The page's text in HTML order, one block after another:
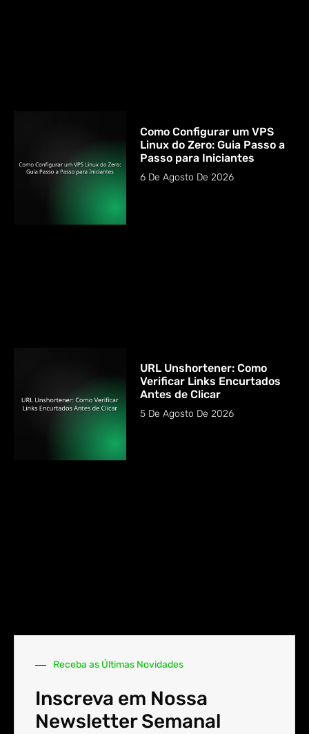
Como Configurar um VPS
Linux do Zero: Guia Passo a
Passo para Iniciantes
6 De Agosto De 2026
URL Unshortener: Como
Verificar Links Encurtados
Antes de Clicar
5 De Agosto De 2026
Receba as Últimas Novidades
Inscreva em Nossa
Newsletter Semanal